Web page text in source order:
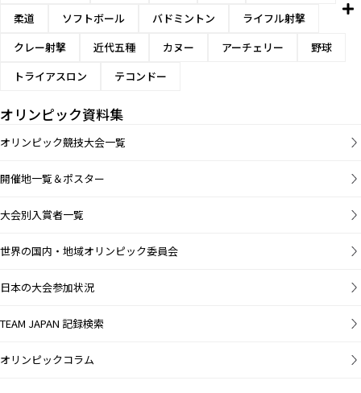
柔道
ソフトボール バドミントン
ライフル射撃
クレー射撃
近代五種 カヌー アーチェリー
野球
トライアスロン
テコンドー
オリンピック資料集
オリンピック競技大会一覧
開催地一覧＆ポスター
大会別入賞者一覧
世界の国内・地域オリンピック委員会
日本の大会参加状況
TEAM JAPAN 記録検索
オリンピックコラム